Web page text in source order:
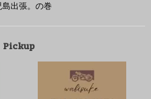
ノクローム縛り。の巻
クラシックからエルマーに
に持ち出して寫眞を撮って
島出張。の巻
Pickup